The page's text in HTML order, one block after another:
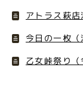
アトラス萩
今日の一枚（
乙女峠祭り（